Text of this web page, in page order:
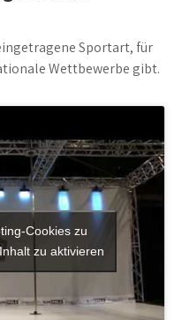
Sportart, für
Wettbewerbe gibt.
Cookies zu
zu aktivieren